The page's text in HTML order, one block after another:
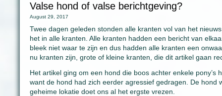
Valse hond of valse berichtgeving?
August 29, 2017
Twee dagen geleden stonden alle kranten vol van het
het in alle kranten. Alle kranten hadden een bericht van
bleek niet waar te zijn en dus hadden alle kranten een
nu kranten zijn, grote of kleine kranten, die dit artikel gaan
Het artikel ging om een hond die boos achter enkele
want de hond had zich eerder agressief gedragen. De
geheime lokatie doet ons al het ergste vrezen.